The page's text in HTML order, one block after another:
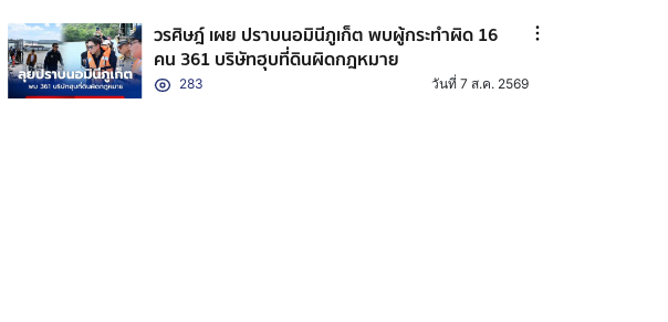
วรศิษฎ์ เผย ปราบนอมินีภูเก็ต พบผู้กระทำผิด 16
คน 361 บริษัทฮุบที่ดินผิดกฎหมาย
283 วันที่ 7 ส.ค. 2569